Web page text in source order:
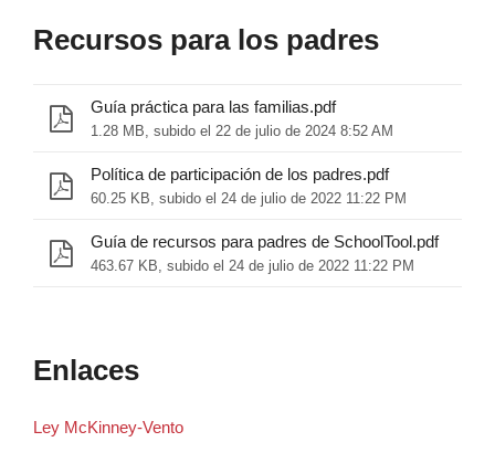
Recursos para los padres
Guía práctica para las familias.pdf
1.28 MB, subido el 22 de julio de 2024 8:52 AM
Política de participación de los padres.pdf
60.25 KB, subido el 24 de julio de 2022 11:22 PM
Guía de recursos para padres de SchoolTool.pdf
463.67 KB, subido el 24 de julio de 2022 11:22 PM
Enlaces
Ley McKinney-Vento